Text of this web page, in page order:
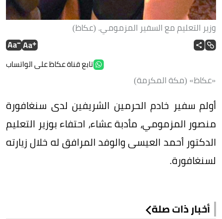
وزير التعليم مع السفير المزمومي. (عكاظ)
تابع قناة عكاظ على الواتساب
«عكاظ» (مكة المكرمة)
أولم سفير خادم الحرمين الشريفين لدى سنغافورة
منصور المزمومي، مأدبة عشاء، احتفاء بوزير التعليم
الدكتور أحمد العيسى والوفد المرافق له خلال زيارته
لسنغافورة.
أخبار ذات صلة